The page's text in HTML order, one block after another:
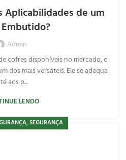
Aplicabilidades de um
Admin
cofres disponíveis no mercado, o
dos mais versáteis. Ele se adequa
aos p...
LENDO
,SEGURANÇA